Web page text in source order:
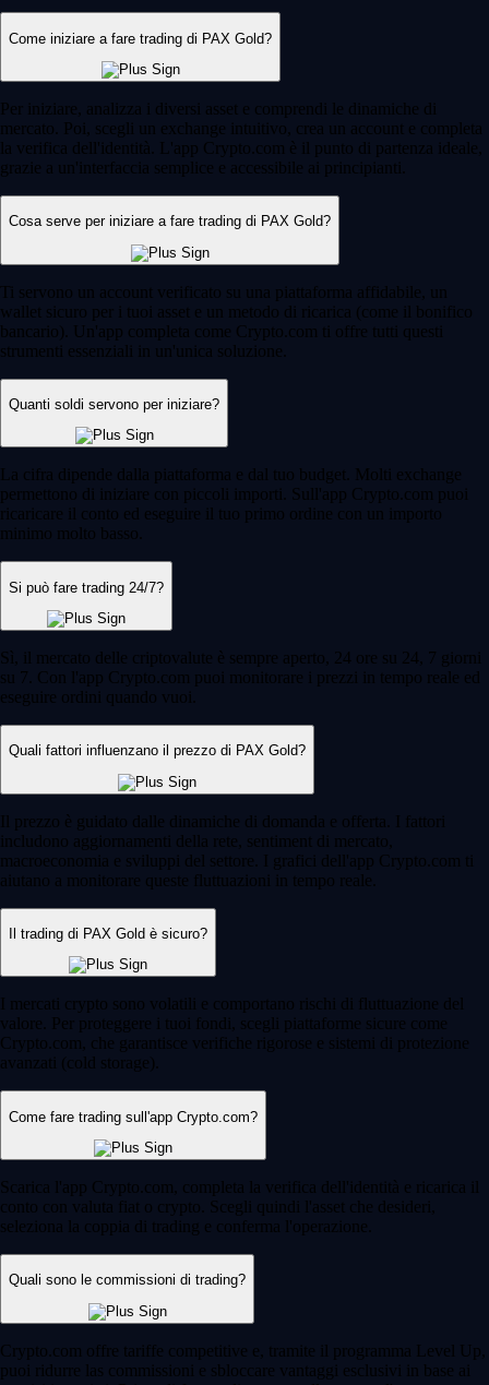
Come iniziare a fare trading di PAX Gold?
Per iniziare, analizza i diversi asset e comprendi le dinamiche di
mercato. Poi, scegli un exchange intuitivo, crea un account e completa
la verifica dell'identità. L'app Crypto.com è il punto di partenza ideale,
grazie a un'interfaccia semplice e accessibile ai principianti.
Cosa serve per iniziare a fare trading di PAX Gold?
Ti servono un account verificato su una piattaforma affidabile, un
wallet sicuro per i tuoi asset e un metodo di ricarica (come il bonifico
bancario). Un'app completa come Crypto.com ti offre tutti questi
strumenti essenziali in un'unica soluzione.
Quanti soldi servono per iniziare?
La cifra dipende dalla piattaforma e dal tuo budget. Molti exchange
permettono di iniziare con piccoli importi. Sull'app Crypto.com puoi
ricaricare il conto ed eseguire il tuo primo ordine con un importo
minimo molto basso.
Si può fare trading 24/7?
Sì, il mercato delle criptovalute è sempre aperto, 24 ore su 24, 7 giorni
su 7. Con l'app Crypto.com puoi monitorare i prezzi in tempo reale ed
eseguire ordini quando vuoi.
Quali fattori influenzano il prezzo di PAX Gold?
Il prezzo è guidato dalle dinamiche di domanda e offerta. I fattori
includono aggiornamenti della rete, sentiment di mercato,
macroeconomia e sviluppi del settore. I grafici dell'app Crypto.com ti
aiutano a monitorare queste fluttuazioni in tempo reale.
Il trading di PAX Gold è sicuro?
I mercati crypto sono volatili e comportano rischi di fluttuazione del
valore. Per proteggere i tuoi fondi, scegli piattaforme sicure come
Crypto.com, che garantisce verifiche rigorose e sistemi di protezione
avanzati (cold storage).
Come fare trading sull'app Crypto.com?
Scarica l'app Crypto.com, completa la verifica dell'identità e ricarica il
conto con valuta fiat o crypto. Scegli quindi l'asset che desideri,
seleziona la coppia di trading e conferma l'operazione.
Quali sono le commissioni di trading?
Crypto.com offre tariffe competitive e, tramite il programma Level Up,
puoi ridurre las commissioni e sbloccare vantaggi esclusivi in base ai